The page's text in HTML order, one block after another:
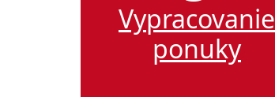
Vypracovanie
ponuky